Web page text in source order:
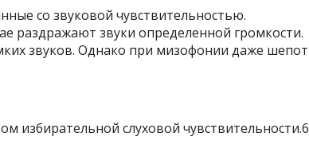
со звуковой чувствительностью.
раздражают звуки определенной громкости.
звуков. Однако при мизофонии даже шепот
избирательной слуховой чувствительности.6